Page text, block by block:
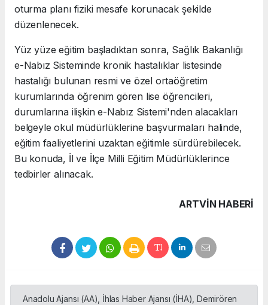
oturma planı fiziki mesafe korunacak şekilde
düzenlenecek.
Yüz yüze eğitim başladıktan sonra, Sağlık Bakanlığı
e-Nabız Sisteminde kronik hastalıklar listesinde
hastalığı bulunan resmi ve özel ortaöğretim
kurumlarında öğrenim gören lise öğrencileri,
durumlarına ilişkin e-Nabız Sistemi'nden alacakları
belgeyle okul müdürlüklerine başvurmaları halinde,
eğitim faaliyetlerini uzaktan eğitimle sürdürebilecek.
Bu konuda, İl ve İlçe Milli Eğitim Müdürlüklerince
tedbirler alınacak.
ARTVIN HABERİ
Anadolu Ajansı (AA), İhlas Haber Ajansı (İHA), Demirören